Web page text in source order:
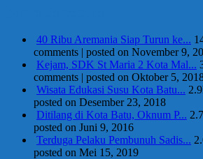
40 Ribu Aremania Siap Turun ke...
comments | posted on November 9,
Kejam, SDK St Maria 2 Kota Mal...
comments | posted on Oktober 5,
Wisata Edukasi Susu Kota Batu...
posted on Desember 23, 2018
Ditilang di Kota Batu, Oknum P...
posted on Juni 9, 2016
Terduga Pelaku Pembunuh Sadis...
posted on Mei 15, 2019